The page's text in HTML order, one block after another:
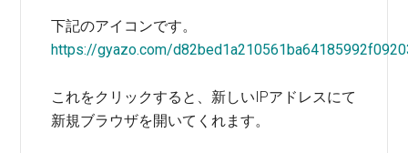
下記のアイコンです。
https://gyazo.com/
これをクリックすると、新しいIPアドレスにて
新規ブラウザを開いてくれます。